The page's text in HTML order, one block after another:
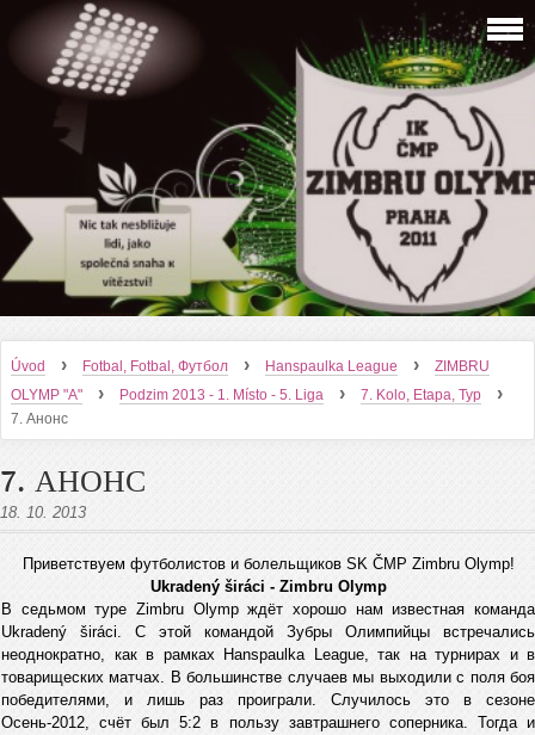
Úvod › Fotbal, Fotbal, Футбол › Hanspaulka League ›
ZIMBRU
OLYMP "A"
› Podzim 2013 - 1. Místo - 5. Liga › 7. Kolo, Etapa, Тур ›
7. Анонс
7. АНОНС
18. 10. 2013
Приветствуем футболистов и болельщиков SK ČMP Zimbru Olymp!
Ukradený širáci - Zimbru Olymp
В седьмом туре Zimbru Olymp ждёт хорошо нам известная команда
Ukradený širáci. С этой командой Зубры Олимпийцы встречались
неоднократно, как в рамках Hanspaulka League, так на турнирах и в
товарищеских матчах. В большинстве случаев мы выходили с поля боя
победителями, и лишь раз проиграли. Случилось это в сезоне
Осень-2012, счёт был 5:2 в пользу завтрашнего соперника. Тогда и